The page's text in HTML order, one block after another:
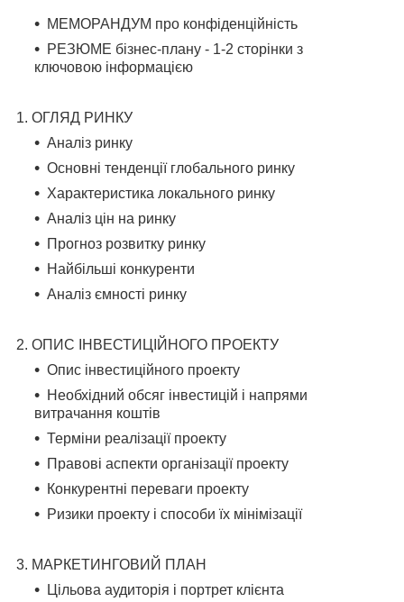
МЕМОРАНДУМ про конфіденційність
РЕЗЮМЕ бізнес-плану - 1-2 сторінки з
ключовою інформацією
1. ОГЛЯД РИНКУ
Аналіз ринку
Основні тенденції глобального ринку
Характеристика локального ринку
Аналіз цін на ринку
Прогноз розвитку ринку
Найбільші конкуренти
Аналіз ємності ринку
2. ОПИС ІНВЕСТИЦІЙНОГО ПРОЕКТУ
Опис інвестиційного проекту
Необхідний обсяг інвестицій і напрями
витрачання коштів
Терміни реалізації проекту
Правові аспекти організації проекту
Конкурентні переваги проекту
Ризики проекту і способи їх мінімізації
3. МАРКЕТИНГОВИЙ ПЛАН
Цільова аудиторія і портрет клієнта